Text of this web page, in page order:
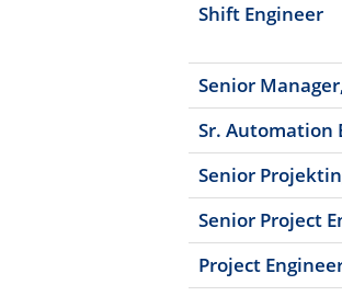
Shift Engineer
Senior
Sr. Automation
Senior
Senior Project
Project